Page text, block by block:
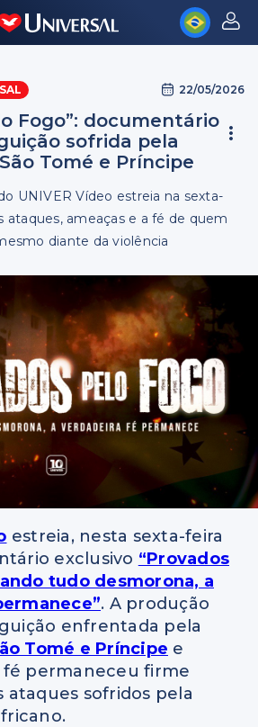
22/05/2026
Fogo”: documentário
sofrida pela
Tomé e Príncipe
UNIVER Vídeo estreia na sexta-
ataques, ameaças e a fé de quem
diante da violência
estreia, nesta sexta-feira
exclusivo “Provados
tudo desmorona, a
. A produção
enfrentada pela
Tomé e Príncipe e
fé permaneceu firme
ataques sofridos pela